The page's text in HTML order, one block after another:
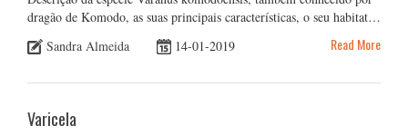
dragão de Komodo, as suas principais características, o seu habitat…
Sandra Almeida
14-01-2019 Read More
Varicela